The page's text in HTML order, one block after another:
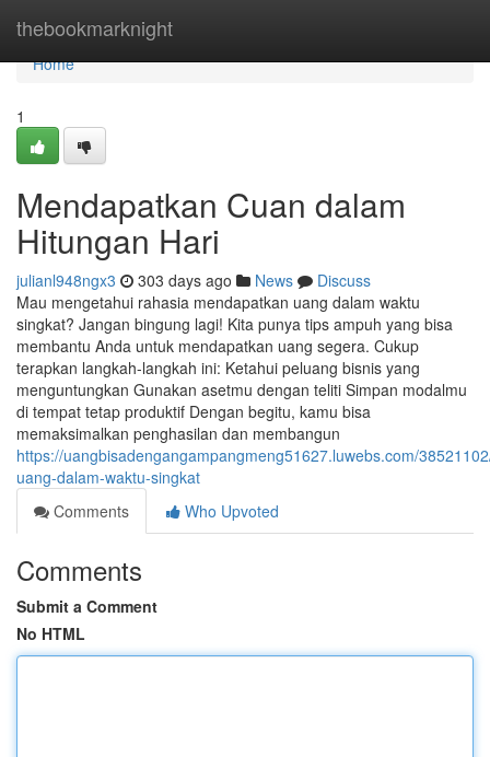
thebookmarknight
Home
Home
1
Mendapatkan Cuan dalam
Hitungan Hari
julianl948ngx3 303 days ago News
Discuss
Mau mengetahui rahasia mendapatkan uang dalam waktu
singkat? Jangan bingung lagi! Kita punya tips ampuh yang bisa
membantu Anda untuk mendapatkan uang segera. Cukup
terapkan langkah-langkah ini: Ketahui peluang bisnis yang
menguntungkan Gunakan asetmu dengan teliti Simpan modalmu
di tempat tetap produktif Dengan begitu, kamu bisa
memaksimalkan penghasilan dan membangun
https://uangbisadengangampangmeng51627.luwebs.com/
uang-dalam-waktu-singkat
Comments
Who Upvoted
Comments
Submit a Comment
No HTML